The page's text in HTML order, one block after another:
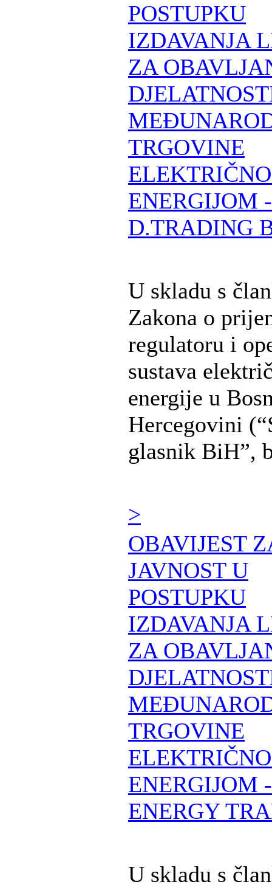
POSTUPKU
IZDAVANJA
ZA
TRGOVINE
ENERGIJOM -
D.TRADING
U skladu s
Zakona o
regulatoru i
sustava
energije u
Hercegovini
glasnik BiH”,
>
OBAVIJEST
JAVNOST U
POSTUPKU
IZDAVANJA
ZA
TRGOVINE
ENERGIJOM
ENERGY
U skladu s